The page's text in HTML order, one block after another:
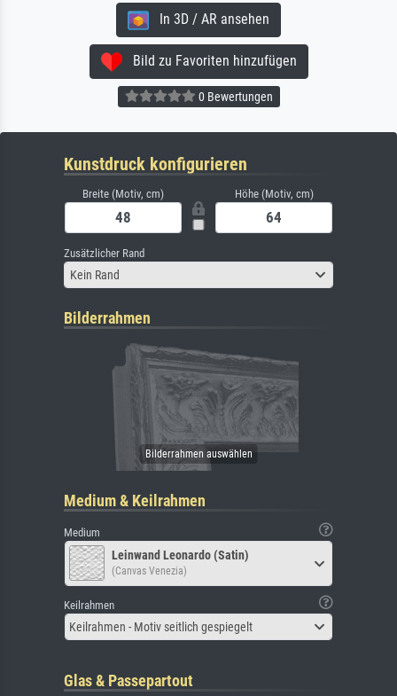
In 3D / AR ansehen
Bild zu Favoriten hinzufügen
0 Bewertungen
Kunstdruck konfigurieren
Breite (Motiv, cm) Höhe (Motiv, cm)
Zusätzlicher Rand
Kein Rand
Bilderrahmen
Medium & Keilrahmen
Medium
Leinwand Leonardo (Satin)
(Canvas Venezia)
Keilrahmen
Keilrahmen - Motiv seitlich gespiegelt
Glas & Passepartout